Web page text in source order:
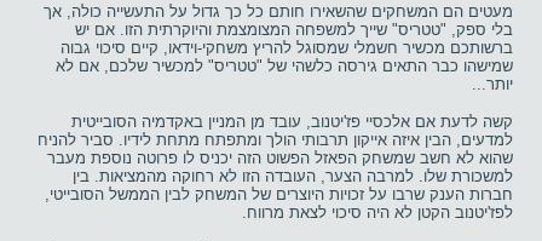
מעטים הם המשחקים שהשאירו חותם כל כך גדול על התעשייה כולה, אך
בלי ספק, "טטריס" שייך למשפחה המצומצמת והיוקרתית הזו. אם יש
ברשותכם מכשיר חשמלי שמסוגל להריץ משחקי-וידאו, קיים סיכוי גבוה
שמישהו כבר התאים גירסה כלשהי של "טטריס" למכשיר שלכם, אם לא
יותר...
קשה לדעת אם אלכסיי פז'יטנוב, עובד מן המניין באקדמיה הסובייטית
למדעים, הבין איזה אייקון תרבותי הולך ומתפתח מתחת לידיו. סביר להניח
שהוא לא חשב שמשחק הפאזל הפשוט הזה יכניס לו פרוטה נוספת מעבר
למשכורת שלו. למרבה הצער, העובדה הזו לא רחוקה מהמציאות. בין
חברות הענק שרבו על זכויות היוצרים של המשחק לבין הממשל הסובייטי,
לפז'יטנוב הקטן לא היה סיכוי לצאת מרווח.